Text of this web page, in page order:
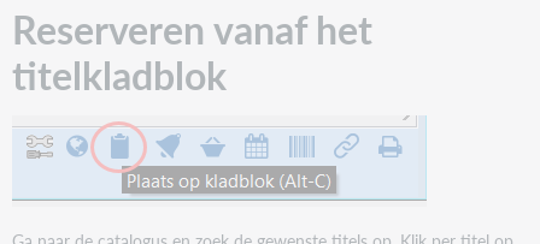
Reserveren vanaf het
titelkladblok